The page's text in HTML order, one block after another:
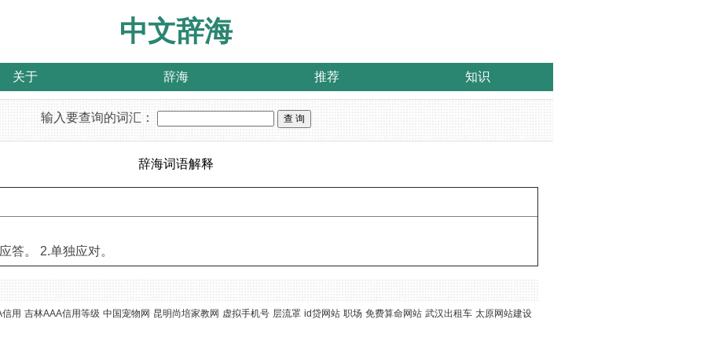
中文辞海
关于 辞海 推荐 知识
输入要查询的词汇：
辞海词语解释
答。 2.单独应对。
用 吉林AAA信用等级 中国宠物网 昆明尚培家教网 虚拟手机号 层流罩 id贷网站 职场 免费算命网站 武汉出租车 太原网站建设